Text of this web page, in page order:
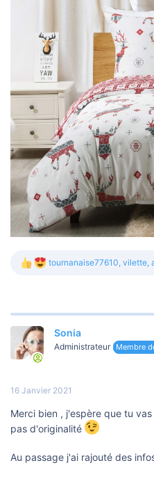
L
é
c
t
i
tournanaise77610, vilette,
Sonia
Administrateur Membre
16 Janvier 2021
Merci bien , j'espère que tu
pas d'originalité
Au passage j'ai rajouté des